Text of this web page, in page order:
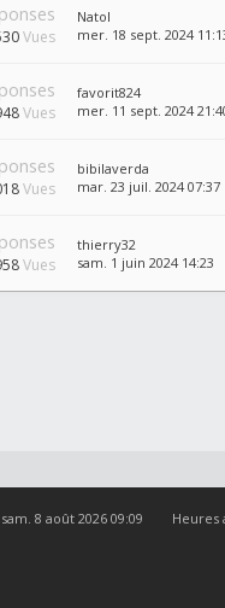
Vues
Natol
mer. 18 sept. 2024
Vues
favorit824
mer. 11 sept. 2024
Vues
bibilaverda
mar. 23 juil. 2024 07:37
Vues
thierry32
sam. 1 juin 2024 14:23
Heures
8 août 2026 09:09